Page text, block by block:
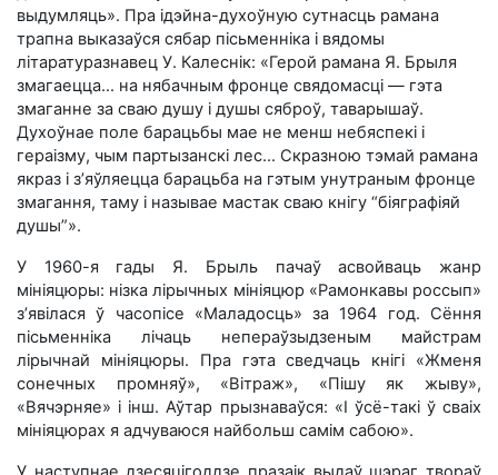
выдумляць». Пра ідэйна-духоўную сутнасць рамана
трапна выказаўся сябар пісьменніка і вядомы
літаратуразнавец У. Калеснік: «Герой рамана Я. Брыля
змагаецца… на нябачным фронце свядомасці — гэта
змаганне за сваю душу і душы сяброў, таварышаў.
Духоўнае поле барацьбы мае не менш небяспекі і
гераізму, чым партызанскі лес… Скразною тэмай рамана
якраз і з’яўляецца барацьба на гэтым унутраным фронце
змагання, таму і называе мастак сваю кнігу “біяграфіяй
душы”».
У 1960-я гады Я. Брыль пачаў асвойваць жанр
мініяцюры: нізка лірычных мініяцюр «Рамонкавы россып»
з’явілася ў часопісе «Маладосць» за 1964 год. Сёння
пісьменніка лічаць непераўзыдзеным майстрам
лірычнай мініяцюры. Пра гэта сведчаць кнігі «Жменя
сонечных промняў», «Вітраж», «Пішу як жыву»,
«Вячэрняе» і інш. Аўтар прызнаваўся: «І ўсё-такі ў сваіх
мініяцюрах я адчуваюся найбольш самім сабою».